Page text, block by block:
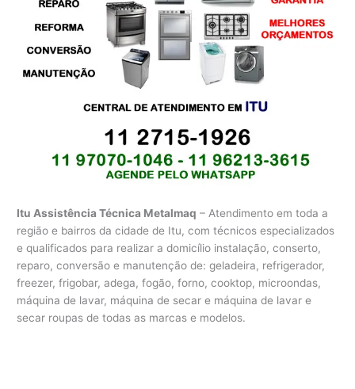
Itu Assistência Técnica Metalmaq – Atendimento em toda a
região e bairros da cidade de Itu, com técnicos especializados
e qualificados para realizar a domicílio instalação, conserto,
reparo, conversão e manutenção de: geladeira, refrigerador,
freezer, frigobar, adega, fogão, forno, cooktop, microondas,
máquina de lavar, máquina de secar e máquina de lavar e
secar roupas de todas as marcas e modelos.